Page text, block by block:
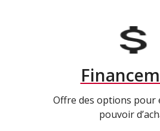
Offre des options pour
pouvoir